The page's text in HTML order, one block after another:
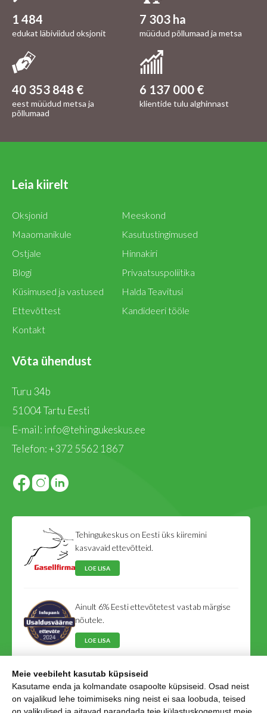
1 484
edukat läbiviidud oksjonit
7 303 ha
müüdud põllumaad ja metsa
40 353 848 €
eest müüdud metsa ja
põllumaad
6 137 000 €
klientide tulu alghinnast
Leia kiirelt
Oksjonid
Maaomanikule
Ostjale
Blogi
Küsimused ja vastused
Ettevõttest
Kontakt
Meeskond
Kasutustingimused
Hinnakiri
Privaatsuspoliitika
Halda Teavitusi
Kandideeri tööle
Võta ühendust
Turu 34b
51004 Tartu Eesti
E-mail: info@tehingukeskus.ee
Telefon:+372 5562 1867
Tehingukeskus on Eesti üks kiiremini
kasvavaid ettevõtteid.
LOE LISA
Ainult 6% Eesti ettevõtetest vastab märgise
nõutele.
LOE LISA
Tehingukeskus on Eesti Võlausaldajate Liidu
liige.
Meie veebileht kasutab küpsiseid
Kasutame enda ja kolmandate osapoolte küpsiseid. Osad neist
on vajalikud lehe toimimiseks ning neist ei saa loobuda, teised